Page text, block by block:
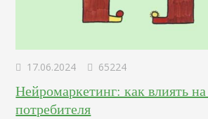
17.06.2024 65224
Нейромаркетинг: как влиять
потребителя